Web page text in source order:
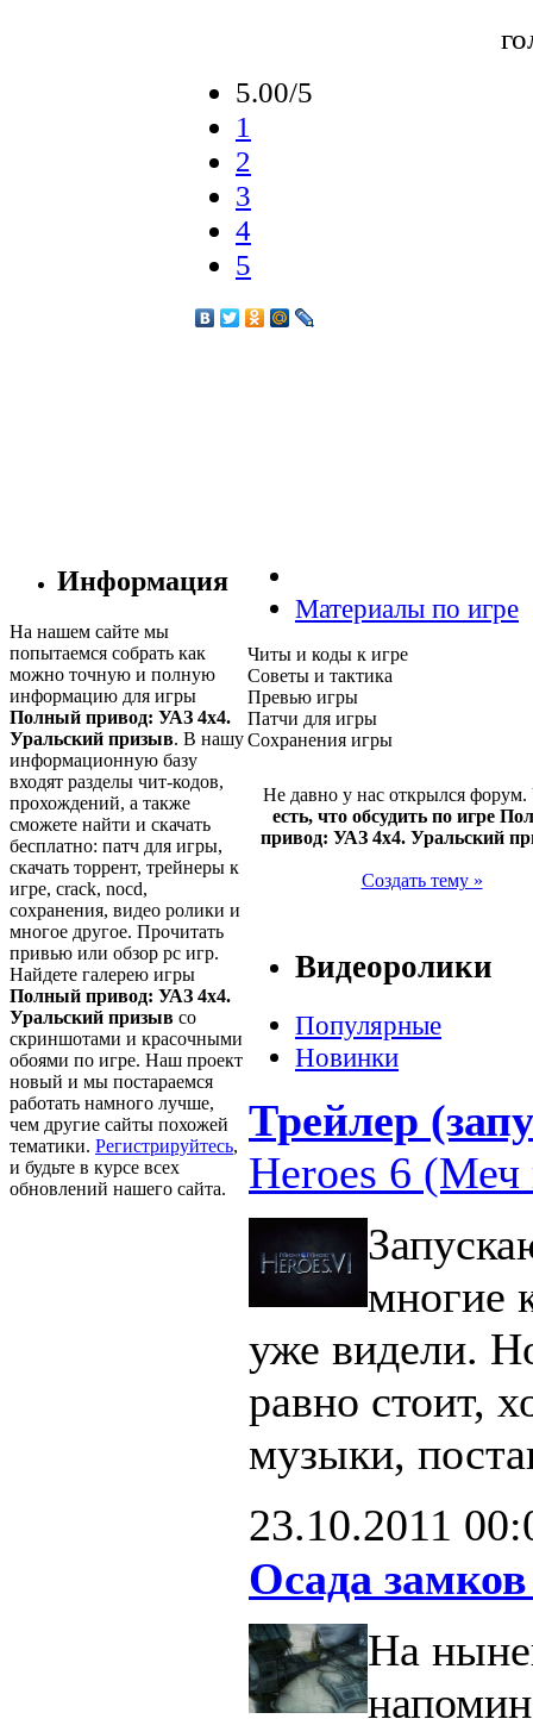
5.00/5
1
2
3
4
5
Информация
На нашем сайте мы
попытаемся собрать как
можно точную и полную
информацию для игры
Полный привод: УАЗ 4x4.
Уральский призыв. В нашу
информационную базу
входят разделы чит-кодов,
прохождений, а также
сможете найти и скачать
бесплатно: патч для игры,
скачать торрент, трейнеры к
игре, crack, nocd,
сохранения, видео ролики и
многое другое. Прочитать
привью или обзор pc игр.
Найдете галерею игры
Полный привод: УАЗ 4x4.
Уральский призыв со
скриншотами и красочными
обоями по игре. Наш проект
новый и мы постараемся
работать намного лучше,
чем другие сайты похожей
тематики. Регистрируйтесь,
и будьте в курсе всех
обновлений нашего сайта.
Материалы по игре
Читы и коды к игре
Советы и тактика
Превью игры
Патчи для игры
Сохранения игры
Не давно у нас открылся форум.
есть, что обсудить по игре
привод: УАЗ 4x4. Уральский
Создать тему »
Видеоролики
Популярные
Новинки
Трейлер
Heroes 6 (Меч
многие
уже видели.
равно стоит,
музыки,
23.10.2011
Осада замков
На